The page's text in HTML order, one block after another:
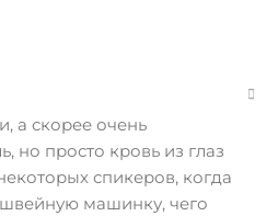
а скорее очень
но просто кровь из глаз
спикеров, когда
машинку, чего